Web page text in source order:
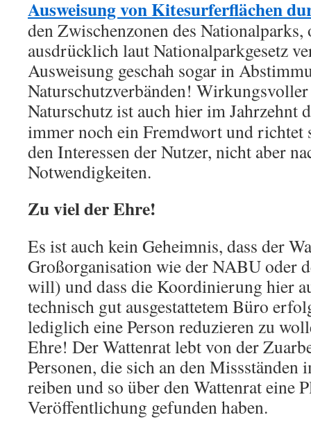
Ausweisung von Kitesurferflächen
den Zwischenzonen des Nationalparks,
ausdrücklich laut Nationalparkgesetz
Ausweisung geschah sogar in
Naturschutzverbänden!
Naturschutz ist auch hier im Jahrzehnt
immer noch ein Fremdwort und richtet
den Interessen der Nutzer, nicht aber
Notwendigkeiten.
Zu viel der Ehre!
Es ist auch kein Geheimnis, dass der
Großorganisation wie der NABU oder
will) und dass die Koordinierung hier
technisch gut ausgestattetem Büro
lediglich eine Person reduzieren zu
Ehre! Der Wattenrat lebt von der
Personen, die sich an den Missständen
reiben und so über den Wattenrat eine
Veröffentlichung gefunden haben.